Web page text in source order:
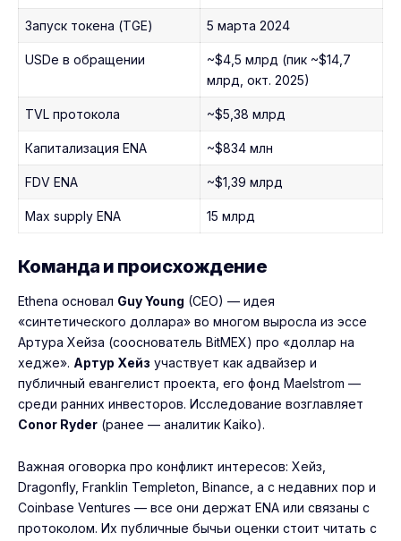
Запуск токена (TGE) 5 марта 2024
USDe в обращении
~$4,5 млрд (пик ~$14,7
млрд, окт. 2025)
TVL протокола ~$5,38 млрд
Капитализация ENA ~$834 млн
FDV ENA ~$1,39 млрд
Max supply ENA 15 млрд
Команда и происхождение
Ethena основал Guy Young (CEO) — идея
«синтетического доллара» во многом выросла из эссе
Артура Хейза (сооснователь BitMEX) про «доллар на
хедже». Артур Хейз участвует как адвайзер и
публичный евангелист проекта, его фонд Maelstrom —
среди ранних инвесторов. Исследование возглавляет
Conor Ryder (ранее — аналитик Kaiko).
Важная оговорка про конфликт интересов: Хейз,
Dragonfly, Franklin Templeton, Binance, а с недавних пор и
Coinbase Ventures — все они держат ENA или связаны с
протоколом. Их публичные бычьи оценки стоит читать с